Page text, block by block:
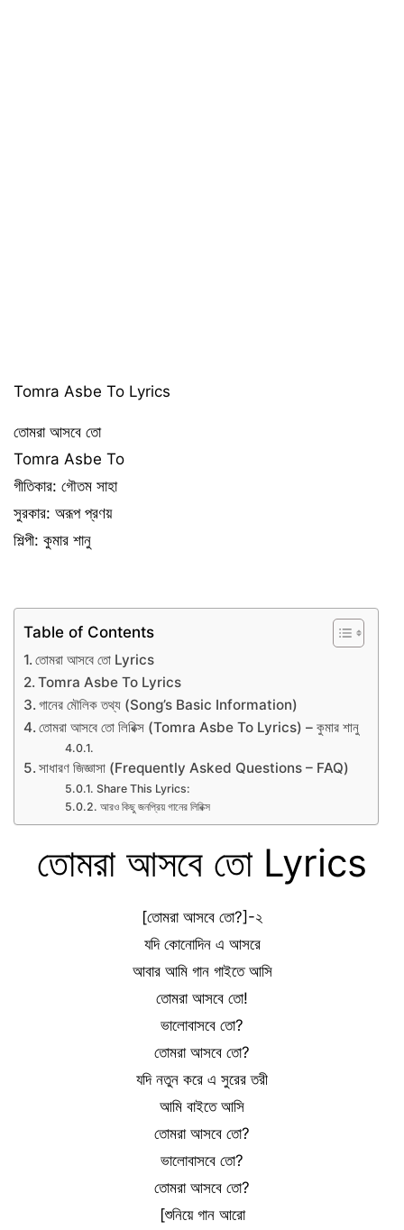
Tomra Asbe To Lyrics
তোমরা আসবে তো
Tomra Asbe To
গীতিকার: গৌতম সাহা
সুরকার: অরূপ প্রণয়
শিল্পী: কুমার শানু
Table of Contents
তোমরা আসবে তো Lyrics
Tomra Asbe To Lyrics
গানের মৌলিক তথ্য (Song’s Basic Information)
তোমরা আসবে তো লিরিক্স (Tomra Asbe To Lyrics) – কুমার শানু
সাধারণ জিজ্ঞাসা (Frequently Asked Questions – FAQ)
Share This Lyrics:
আরও কিছু জনপ্রিয় গানের লিরিক্স
তোমরা আসবে তো Lyrics
[তোমরা আসবে তো?]-২
যদি কোনোদিন এ আসরে
আবার আমি গান গাইতে আসি
তোমরা আসবে তো!
ভালোবাসবে তো?
তোমরা আসবে তো?
যদি নতুন করে এ সুরের তরী
আমি বাইতে আসি
তোমরা আসবে তো?
ভালোবাসবে তো?
তোমরা আসবে তো?
[শুনিয়ে গান আরো